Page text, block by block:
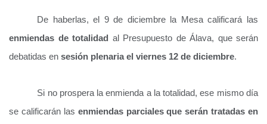
De haberlas, el 9 de diciembre la Mesa calificará las
enmiendas de totalidad
al Presupuesto de Álava, que serán
debatidas en sesión plenaria el viernes 12 de diciembre.
Si no prospera la enmienda a la totalidad, ese mismo día
se calificarán las enmiendas parciales que serán tratadas en